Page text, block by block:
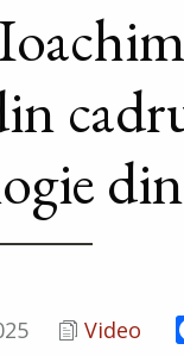
Video